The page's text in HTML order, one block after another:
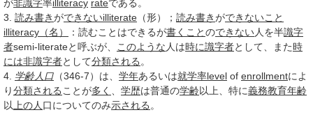
が非識字率illiteracy rateである。
3. 読み書きができないilliterate （形）； 読み書きができないこと
illiteracy （名） ：読むことはできるが書くことのできない人を半識字
者semi-literateと呼ぶが、 このような 人は時に識字者として、また時
には非識字者として分類される 。
4. 学齢人口 （346-7）は、 学年あるいは就学率level of enrollmentによ
り分類される ことが多く 学歴は普通の学齢以上、特に義務教育年齢
以 上の人 口についてのみ示される 。